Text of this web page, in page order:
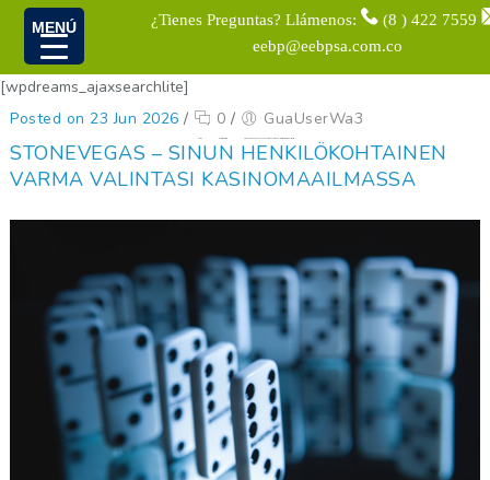
¿Tienes Preguntas? Llámenos:
(8 ) 422 7559
eebp@eebpsa.com.co
[wpdreams_ajaxsearchlite]
Posted on 23 Jun 2026 / 0 / GuaUserWa3
STONEVEGAS – SINUN HENKILÖKOHTAINEN
VARMA VALINTASI KASINOMAAILMASSA
MENÚ